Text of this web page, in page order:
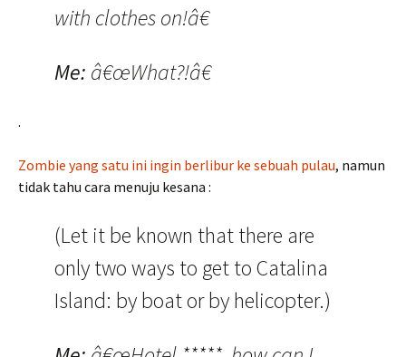
with clothes on!â€
Me: â€œWhat?!â€
.
Zombie yang satu ini ingin berlibur ke sebuah pulau, namun
tidak tahu cara menuju kesana :
(Let it be known that there are
only two ways to get to Catalina
Island: by boat or by helicopter.)